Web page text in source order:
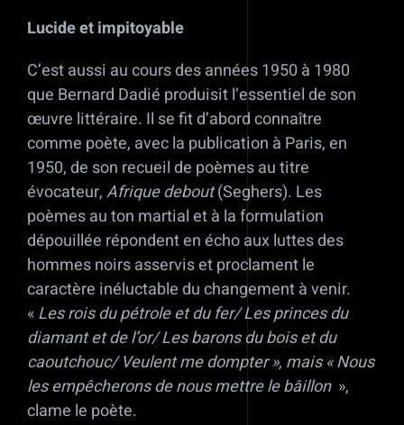
Lucide et impitoyable
C’est aussi au cours des années 1950 à 1980
que Bernard Dadié produisit l’essentiel de son
œuvre littéraire. Il se fit d’abord connaître
comme poète, avec la publication à Paris, en
1950, de son recueil de poèmes au titre
évocateur,Afrique debout(Seghers). Les
poèmes au ton martial et à la formulation
dépouillée répondent en écho aux luttes des
hommes noirs asservis et proclament le
caractère inéluctable du changement à venir.
«Les rois du pétrole et du fer/ Les princes du
diamant et de l’or/ Les barons du bois et du
caoutchouc/ Veulent me dompter », mais « Nous
les empêcherons de nous mettre le bâillon»,
clame le poète.